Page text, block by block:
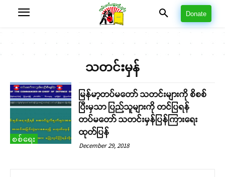
Donate
သတင်းမှန်
စစ်ရေး
မြန်မာ့တပ်မတော် သတင်းများကို စိစစ်
ပြီးမှသာ ပြည်သူများကို တင်ပြရန်
တပ်မတော် သတင်းမှန်ပြန်ကြားရေး
ထုတ်ပြန်
December 29, 2018